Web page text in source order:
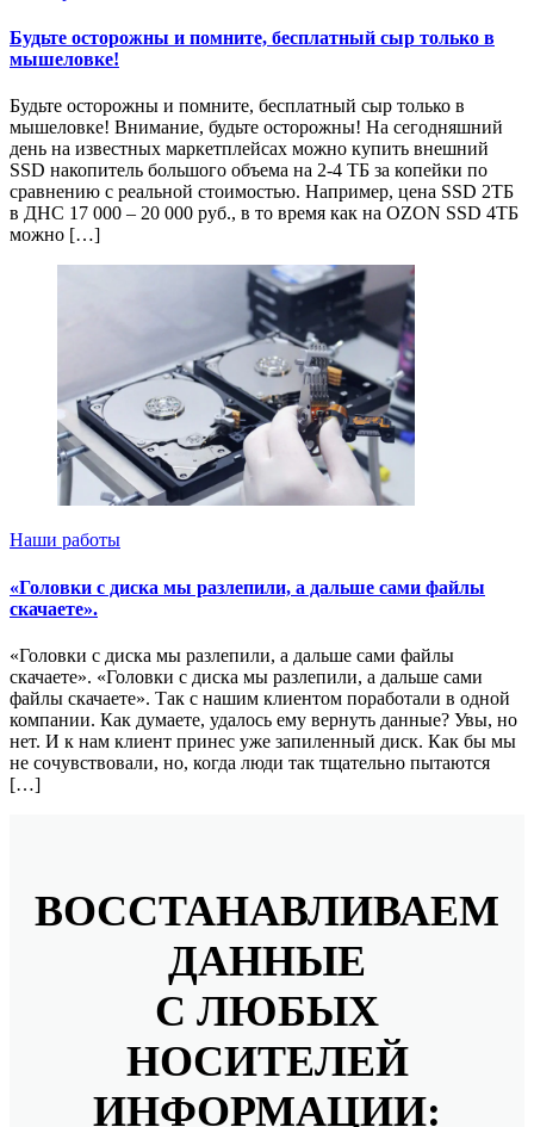
Будьте осторожны и помните, бесплатный сыр только в
мышеловке!
Будьте осторожны и помните, бесплатный сыр только в
мышеловке! Внимание, будьте осторожны! На сегодняшний
день на известных маркетплейсах можно купить внешний
SSD накопитель большого объема на 2-4 ТБ за копейки по
сравнению с реальной стоимостью. Например, цена SSD 2ТБ
в ДНС 17 000 – 20 000 руб., в то время как на OZON SSD 4ТБ
можно […]
Наши работы
«Головки с диска мы разлепили, а дальше сами файлы
скачаете».
«Головки с диска мы разлепили, а дальше сами файлы
скачаете». «Головки с диска мы разлепили, а дальше сами
файлы скачаете». Так с нашим клиентом поработали в одной
компании. Как думаете, удалось ему вернуть данные? Увы, но
нет. И к нам клиент принес уже запиленный диск. Как бы мы
не сочувствовали, но, когда люди так тщательно пытаются
[…]
ВОССТАНАВЛИВАЕМ
ДАННЫЕ
С ЛЮБЫХ
НОСИТЕЛЕЙ
ИНФОРМАЦИИ: